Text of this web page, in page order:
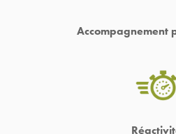
Accompagnement